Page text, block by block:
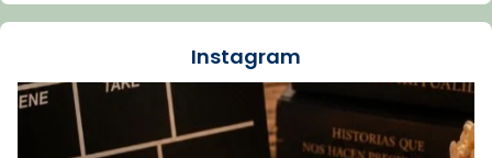
dos mesos, a l'Estadi Lluís Companys, la
Recupera l'entrevista comp
Vatican
tican News 👇
Instagram